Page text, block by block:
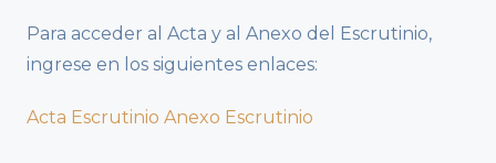
Para acceder al Acta y al Anexo del Escrutinio,
ingrese en los siguientes enlaces:
Acta Escrutinio Anexo Escrutinio